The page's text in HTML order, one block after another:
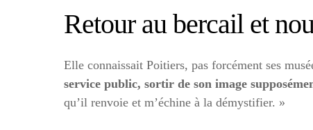
Retour au bercail et
Elle connaissait Poitiers, pas forcément ses
service public, sortir de son image
qu’il renvoie et m’échine à la démystifier. »